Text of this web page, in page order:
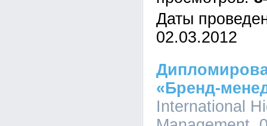
Даты
02.03.2012
«Бренд-
International